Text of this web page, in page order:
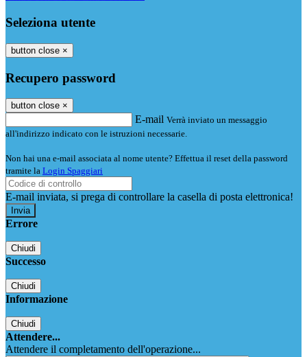
Seleziona utente
button close ×
Recupero password
button close ×
E-mail Verrà inviato un messaggio
all'indirizzo indicato con le istruzioni necessarie.
Non hai una e-mail associata al nome utente? Effettua il reset della password
tramite la Login Spaggiari
E-mail inviata, si prega di controllare la casella di posta elettronica!
Errore
Chiudi
Successo
Chiudi
Informazione
Chiudi
Attendere...
Attendere il completamento dell'operazione...